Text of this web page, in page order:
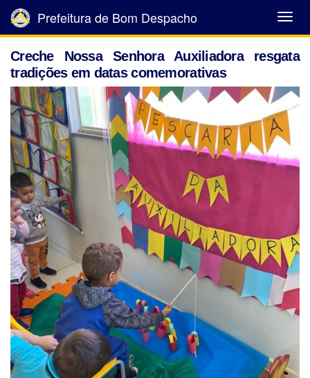
Abrir
Menu
Prefeitura de Bom Despacho
Creche Nossa Senhora Auxiliadora resgata
tradições em datas comemorativas